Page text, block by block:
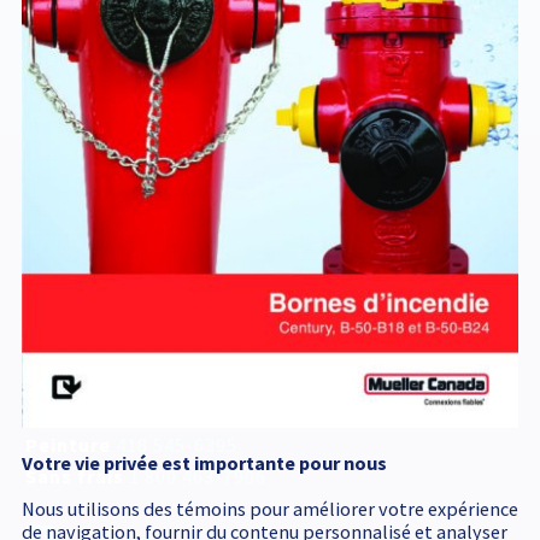
BFCV
Service d'urgence
accessible 24 h /24
418 545-1698
Chicoutimi (Québec) G7H 8B6
Sans frais 1 800 463-7906
Votre vie privée est importante pour nous
Nous utilisons des témoins pour améliorer votre expérience
de navigation, fournir du contenu personnalisé et analyser